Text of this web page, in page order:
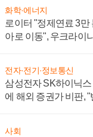
화학·에너지
로이터 "정제연료 3만
아로 이동", 우크라이
전자·전기·정보통신
삼성전자 SK하이닉
에 해외 증권가 비판,
사회